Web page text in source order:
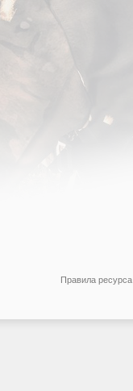
Правила ресурса